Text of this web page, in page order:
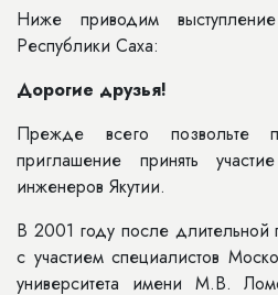
Ниже приводим
Республики Саха:
Дорогие друзья!
Прежде всего позвольте
приглашение принять
инженеров Якутии.
В 2001 году после длительной
с участием специалистов
университета имени М.В.